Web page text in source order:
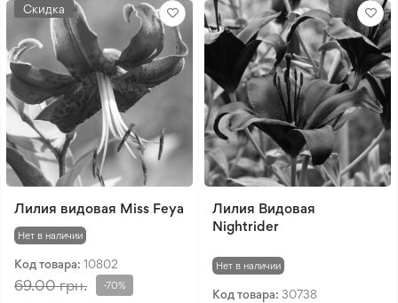
Скидка
Лилия видовая Miss Feya
Нет в наличии
Код товара: 10802
69.00 грн. -70%
Лилия Видовая
Nightrider
Нет в наличии
Код товара: 30738